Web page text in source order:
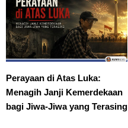
Perayaan di Atas Luka:
Menagih Janji Kemerdekaan
bagi Jiwa-Jiwa yang Terasing